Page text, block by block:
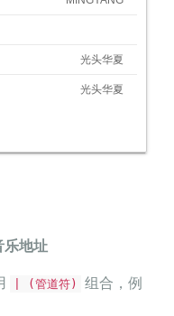
头千般恨
得越深
了缘分
一盏灯
大雪之前
刘聪,盛宇D-SHINE
光头华夏
光头华夏
乐地址
| (管道符)
组合，例